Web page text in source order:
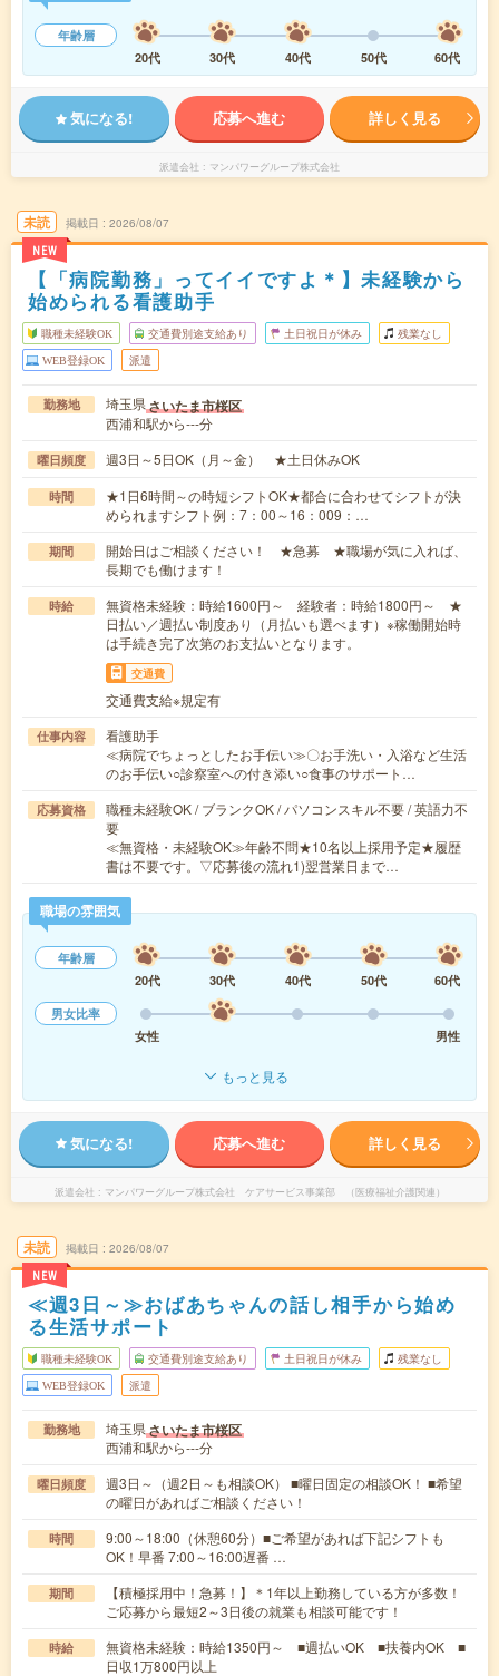
年齢層
20代
30代 40代 50代 60代
気になる! 応募へ進む 詳しく見る
派遣会社 マンパワーグループ株式会社
未読
NEW
掲載日 2026/08/07
【「病院勤務」ってイイですよ＊】未経験から
始められる看護助手
職種未経験OK 交通費別途支給あり 土日祝日が休み 残業なし
WEB登録OK 派遣
勤務地 埼玉県さいたま市桜区
西浦和駅から---分
曜日頻度 週3日～5日OK（月～金） ★土日休みOK
時間
★1日6時間～の時短シフトOK★都合に合わせてシフトが決
められますシフト例：7：00～16：009：…
期間
開始日はご相談ください！ ★急募 ★職場が気に入れば、
長期でも働けます！
時給
無資格未経験：時給1600円～ 経験者：時給1800円～ ★
日払い／週払い制度あり（月払いも選べます）※稼働開始時
は手続き完了次第のお支払いとなります。
交通費
交通費支給※規定有
仕事内容
看護助手
≪病院でちょっとしたお手伝い≫〇お手洗い・入浴など生活
のお手伝い○診察室への付き添い○食事のサポート…
応募資格
職種未経験OK / ブランクOK / パソコンスキル不要 / 英語力不
要
≪無資格・未経験OK≫年齢不問★10名以上採用予定★履歴
書は不要です。▽応募後の流れ1)翌営業日まで…
職場の雰囲気
年齢層
20代
30代 40代 50代
60代
男女比率
女性
男性
もっと見る
気になる! 応募へ進む 詳しく見る
派遣会社 マンパワーグループ株式会社 ケアサービス事業部 （医療福祉介護関連）
未読
NEW
掲載日 2026/08/07
≪週3日～≫おばあちゃんの話し相手から始め
る生活サポート
職種未経験OK 交通費別途支給あり 土日祝日が休み 残業なし
WEB登録OK 派遣
勤務地 埼玉県さいたま市桜区
西浦和駅から---分
曜日頻度
週3日～（週2日～も相談OK） ■曜日固定の相談OK！ ■希望
の曜日があればご相談ください！
時間
9:00～18:00（休憩60分）■ご希望があれば下記シフトも
OK！早番 7:00～16:00遅番 …
期間
【積極採用中！急募！】＊1年以上勤務している方が多数！
ご応募から最短2～3日後の就業も相談可能です！
時給
無資格未経験：時給1350円～ ■週払いOK ■扶養内OK ■
日収1万800円以上